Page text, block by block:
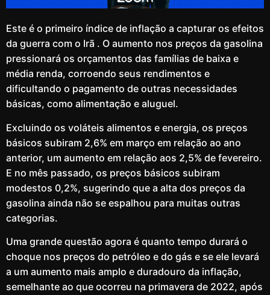
Este é o primeiro índice de inflação a capturar os efeitos
da guerra com o Irã . O aumento nos preços da gasolina
pressionará os orçamentos das famílias de baixa e
média renda, corroendo seus rendimentos e
dificultando o pagamento de outras necessidades
básicas, como alimentação e aluguel.
Excluindo os voláteis alimentos e energia, os preços
básicos subiram 2,6% em março em relação ao ano
anterior, um aumento em relação aos 2,5% de fevereiro.
E no mês passado, os preços básicos subiram
modestos 0,2%, sugerindo que a alta dos preços da
gasolina ainda não se espalhou para muitas outras
categorias.
Uma grande questão agora é quanto tempo durará o
choque nos preços do petróleo e do gás e se ele levará
a um aumento mais amplo e duradouro da inflação,
semelhante ao que ocorreu na primavera de 2022, após